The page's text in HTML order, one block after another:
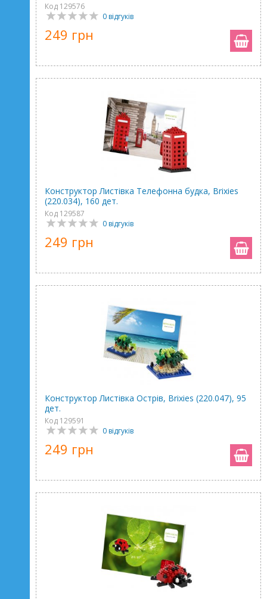
Код 129576
0 відгуків
249 грн
Конструктор Листівка Телефонна будка, Brixies
(220.034), 160 дет.
Код 129587
0 відгуків
249 грн
Конструктор Листівка Острів, Brixies (220.047), 95
дет.
Код 129591
0 відгуків
249 грн